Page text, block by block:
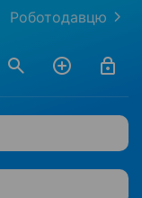
Роботодавцю